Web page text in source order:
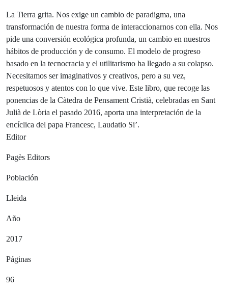
La Tierra grita. Nos exige un cambio de paradigma, una
transformación de nuestra forma de interaccionarnos con ella. Nos
pide una conversión ecológica profunda, un cambio en nuestros
hábitos de producción y de consumo. El modelo de progreso
basado en la tecnocracia y el utilitarismo ha llegado a su colapso.
Necesitamos ser imaginativos y creativos, pero a su vez,
respetuosos y atentos con lo que vive. Este libro, que recoge las
ponencias de la Càtedra de Pensament Cristià, celebradas en Sant
Julià de Lòria el pasado 2016, aporta una interpretación de la
encíclica del papa Francesc, Laudatio Si’.
Editor
Pagès Editors
Población
Lleida
Año
2017
Páginas
96